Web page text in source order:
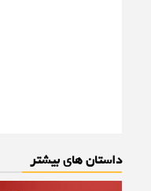
داستان های بیشتر